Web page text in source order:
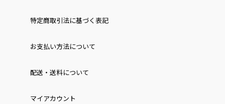
特定商取引法に基づく表記
お⽀払い⽅法について
配送・送料について
マイアカウント